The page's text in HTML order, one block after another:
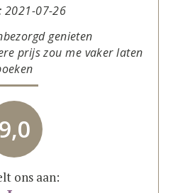
2021-07-26
genieten
prijs zou me vaker laten
9,0
ons aan: